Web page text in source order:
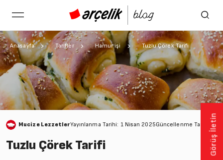
Anasayfa Tarifler Hamur işi Tuzlu Çörek Tarifi
Mucize LezzetlerYayınlanma Tarihi: 1 Nisan 2025Güncellenme Tarihi: 28
Tuzlu Çörek Tarifi Görüş İletin